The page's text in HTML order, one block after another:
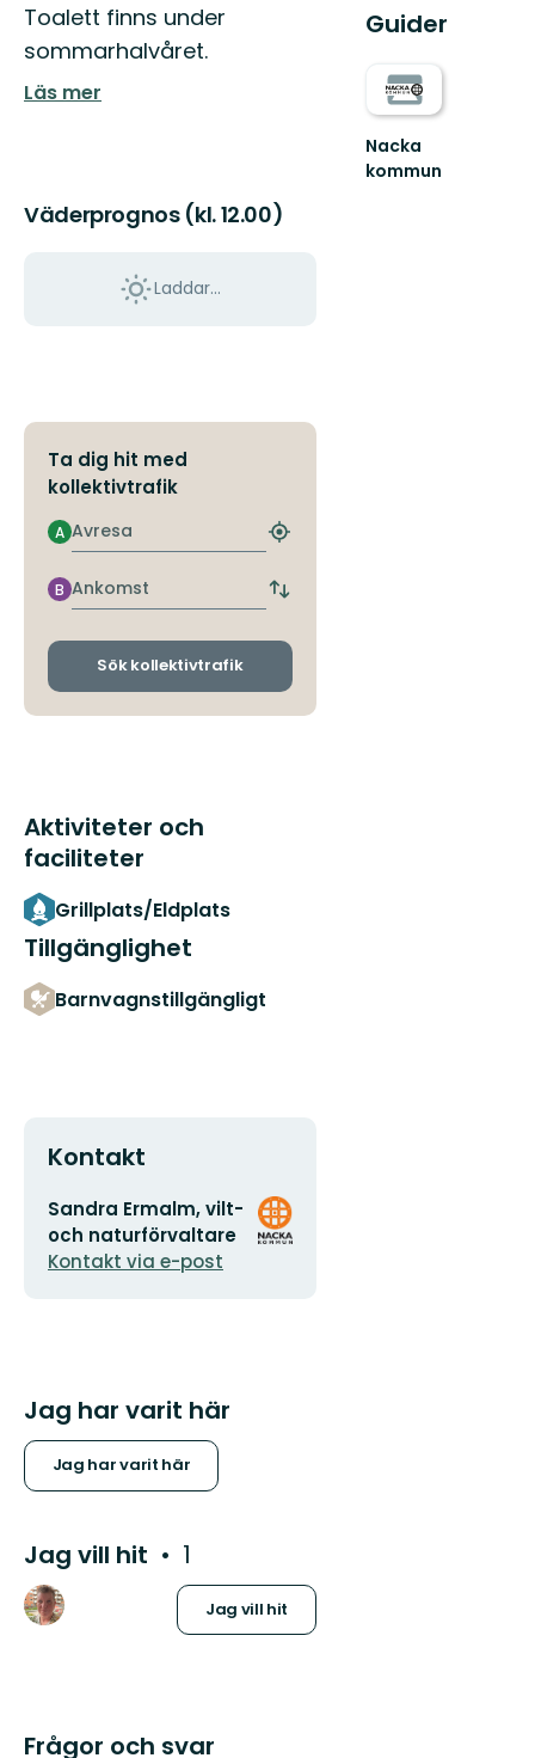
Toalett finns under
sommarhalvåret.
Läs mer
Väderprognos (kl. 12.00)
Laddar...
Ta dig hit med
kollektivtrafik
Avresa
A
Hitta
hållplats
Ankomst
B
Byt
och
Sök kollektivtrafik
Aktiviteter och
faciliteter
Grillplats/Eldplats
Tillgänglighet
Barnvagnstillgängligt
Kontakt
E-
postadress
Sandra Ermalm, vilt-
och naturförvaltare
Kontakt via e-post
Organisationens
logotyp
Jag har varit här
Jag har varit här
Jag vill hit 1
Jag vill hit
Frågor och svar
Guider
Nacka
kommun